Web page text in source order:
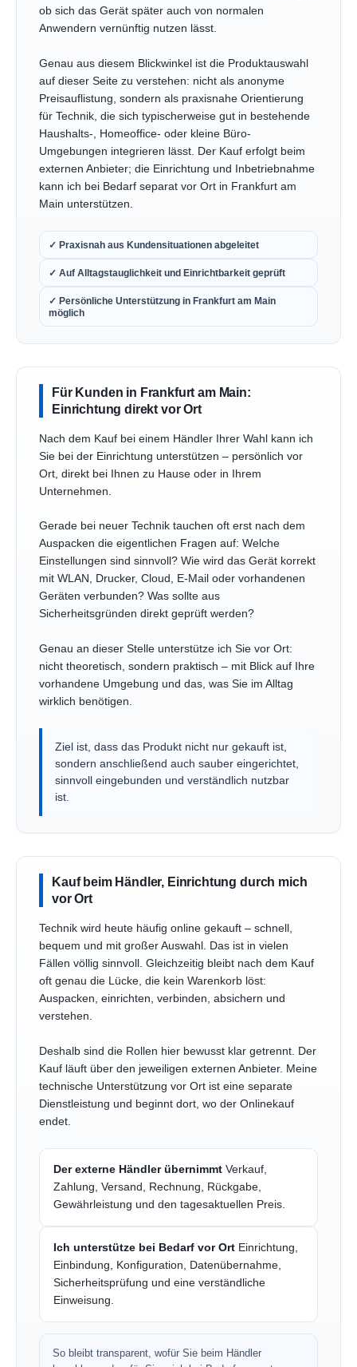
ob sich das Gerät später auch von normalen
Anwendern vernünftig nutzen lässt.
Genau aus diesem Blickwinkel ist die Produktauswahl
auf dieser Seite zu verstehen: nicht als anonyme
Preisauflistung, sondern als praxisnahe Orientierung
für Technik, die sich typischerweise gut in bestehende
Haushalts-, Homeoffice- oder kleine Büro-
Umgebungen integrieren lässt. Der Kauf erfolgt beim
externen Anbieter; die Einrichtung und Inbetriebnahme
kann ich bei Bedarf separat vor Ort in Frankfurt am
Main unterstützen.
✓ Praxisnah aus Kundensituationen abgeleitet
✓ Auf Alltagstauglichkeit und Einrichtbarkeit geprüft
✓ Persönliche Unterstützung in Frankfurt am Main
möglich
Für Kunden in Frankfurt am Main:
Einrichtung direkt vor Ort
Nach dem Kauf bei einem Händler Ihrer Wahl kann ich
Sie bei der Einrichtung unterstützen – persönlich vor
Ort, direkt bei Ihnen zu Hause oder in Ihrem
Unternehmen.
Gerade bei neuer Technik tauchen oft erst nach dem
Auspacken die eigentlichen Fragen auf: Welche
Einstellungen sind sinnvoll? Wie wird das Gerät korrekt
mit WLAN, Drucker, Cloud, E-Mail oder vorhandenen
Geräten verbunden? Was sollte aus
Sicherheitsgründen direkt geprüft werden?
Genau an dieser Stelle unterstütze ich Sie vor Ort:
nicht theoretisch, sondern praktisch – mit Blick auf Ihre
vorhandene Umgebung und das, was Sie im Alltag
wirklich benötigen.
Ziel ist, dass das Produkt nicht nur gekauft ist,
sondern anschließend auch sauber eingerichtet,
sinnvoll eingebunden und verständlich nutzbar
ist.
Kauf beim Händler, Einrichtung durch mich
vor Ort
Technik wird heute häufig online gekauft – schnell,
bequem und mit großer Auswahl. Das ist in vielen
Fällen völlig sinnvoll. Gleichzeitig bleibt nach dem Kauf
oft genau die Lücke, die kein Warenkorb löst:
Auspacken, einrichten, verbinden, absichern und
verstehen.
Deshalb sind die Rollen hier bewusst klar getrennt. Der
Kauf läuft über den jeweiligen externen Anbieter. Meine
technische Unterstützung vor Ort ist eine separate
Dienstleistung und beginnt dort, wo der Onlinekauf
endet.
Der externe Händler übernimmt Verkauf,
Zahlung, Versand, Rechnung, Rückgabe,
Gewährleistung und den tagesaktuellen Preis.
Ich unterstütze bei Bedarf vor Ort Einrichtung,
Einbindung, Konfiguration, Datenübernahme,
Sicherheitsprüfung und eine verständliche
Einweisung.
So bleibt transparent, wofür Sie beim Händler